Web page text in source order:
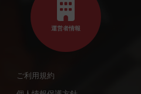
運営者情報
ご利用規約